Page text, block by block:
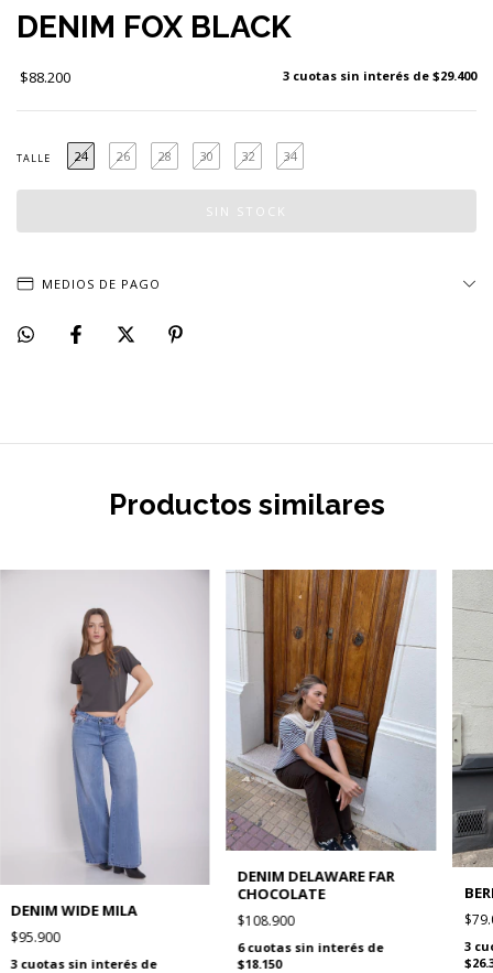
DENIM FOX BLACK
$88.200 3 cuotas sin interés de $29.400
TALLE 24 26 28 30 32 34
MEDIOS DE PAGO
Productos similares
DENIM WIDE MILA
$95.900
3 cuotas sin interés de
DENIM DELAWARE FAR
CHOCOLATE
$108.900
6 cuotas sin interés de
$18.150
3